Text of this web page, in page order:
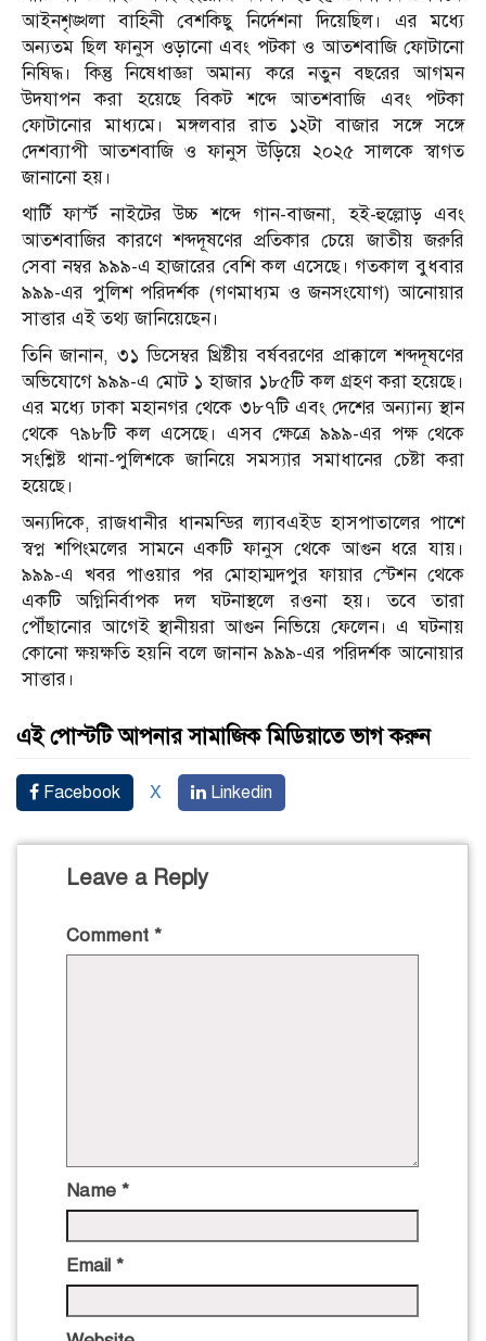
আইনশৃঙ্খলা বাহিনী বেশকিছু নির্দেশনা দিয়েছিল। এর মধ্যে
অন্যতম ছিল ফানুস ওড়ানো এবং পটকা ও আতশবাজি ফোটানো
নিষিদ্ধ। কিন্তু নিষেধাজ্ঞা অমান্য করে নতুন বছরের আগমন
উদযাপন করা হয়েছে বিকট শব্দে আতশবাজি এবং পটকা
ফোটানোর মাধ্যমে। মঙ্গলবার রাত ১২টা বাজার সঙ্গে সঙ্গে
দেশব্যাপী আতশবাজি ও ফানুস উড়িয়ে ২০২৫ সালকে স্বাগত
জানানো হয়।
থার্টি ফার্স্ট নাইটের উচ্চ শব্দে গান-বাজনা, হই-হুল্লোড় এবং
আতশবাজির কারণে শব্দদূষণের প্রতিকার চেয়ে জাতীয় জরুরি
সেবা নম্বর ৯৯৯-এ হাজারের বেশি কল এসেছে। গতকাল বুধবার
৯৯৯-এর পুলিশ পরিদর্শক (গণমাধ্যম ও জনসংযোগ) আনোয়ার
সাত্তার এই তথ্য জানিয়েছেন।
তিনি জানান, ৩১ ডিসেম্বর খ্রিষ্টীয় বর্ষবরণের প্রাক্কালে শব্দদূষণের
অভিযোগে ৯৯৯-এ মোট ১ হাজার ১৮৫টি কল গ্রহণ করা হয়েছে।
এর মধ্যে ঢাকা মহানগর থেকে ৩৮৭টি এবং দেশের অন্যান্য স্থান
থেকে ৭৯৮টি কল এসেছে। এসব ক্ষেত্রে ৯৯৯-এর পক্ষ থেকে
সংশ্লিষ্ট থানা-পুলিশকে জানিয়ে সমস্যার সমাধানের চেষ্টা করা
হয়েছে।
অন্যদিকে, রাজধানীর ধানমন্ডির ল্যাবএইড হাসপাতালের পাশে
স্বপ্ন শপিংমলের সামনে একটি ফানুস থেকে আগুন ধরে যায়।
৯৯৯-এ খবর পাওয়ার পর মোহাম্মদপুর ফায়ার স্টেশন থেকে
একটি অগ্নিনির্বাপক দল ঘটনাস্থলে রওনা হয়। তবে তারা
পৌঁছানোর আগেই স্থানীয়রা আগুন নিভিয়ে ফেলেন। এ ঘটনায়
কোনো ক্ষয়ক্ষতি হয়নি বলে জানান ৯৯৯-এর পরিদর্শক আনোয়ার
সাত্তার।
এই পোস্টটি আপনার সামাজিক মিডিয়াতে ভাগ করুন
Facebook X Linkedin
Leave a Reply
Comment *
Name *
Email *